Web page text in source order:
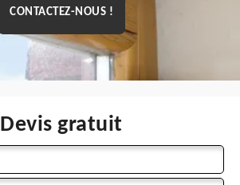
CONTACTEZ-NOUS !
Devis gratuit